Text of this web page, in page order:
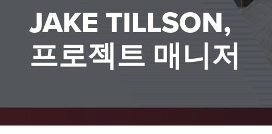
JAKE TILLSON,
프로젝트 매니저